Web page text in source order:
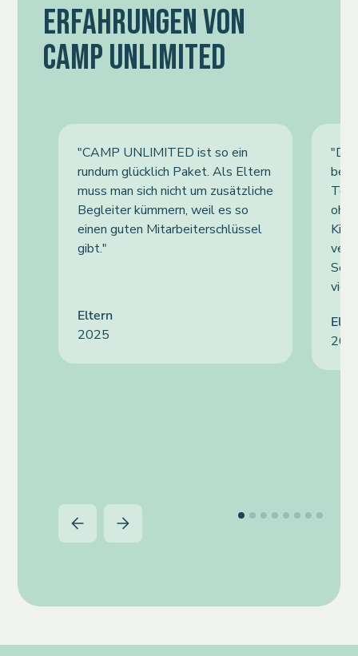
ERFAHRUNGEN VON
CAMP UNLIMITED
"CAMP UNLIMITED ist so ein
rundum glücklich Paket. Als Eltern
muss man sich nicht um zusätzliche
Begleiter kümmern, weil es so
einen guten Mitarbeiterschlüssel
gibt."
Eltern
2025